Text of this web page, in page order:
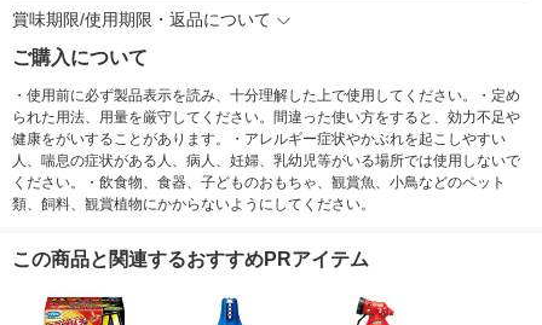
賞味期限/使用期限・返品について
ご購入について
・使用前に必ず製品表示を読み、十分理解した上で使用してください。・定め
られた用法、用量を厳守してください。間違った使い方をすると、効力不足や
健康をがいすることがあります。・アレルギー症状やかぶれを起こしやすい
人、喘息の症状がある人、病人、妊婦、乳幼児等がいる場所では使用しないで
ください。・飲食物、食器、子どものおもちゃ、観賞魚、小鳥などのペット
類、飼料、観賞植物にかからないようにしてください。
この商品と関連するおすすめPRアイテム